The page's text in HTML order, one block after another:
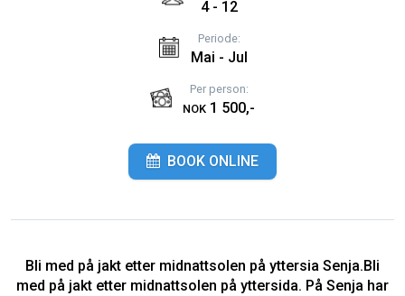
4 - 12
Periode:
Mai - Jul
Per person:
NOK 1 500,-
BOOK ONLINE
Bli med på jakt etter midnattsolen på yttersia Senja.Bli
med på jakt etter midnattsolen på yttersida. På Senja har